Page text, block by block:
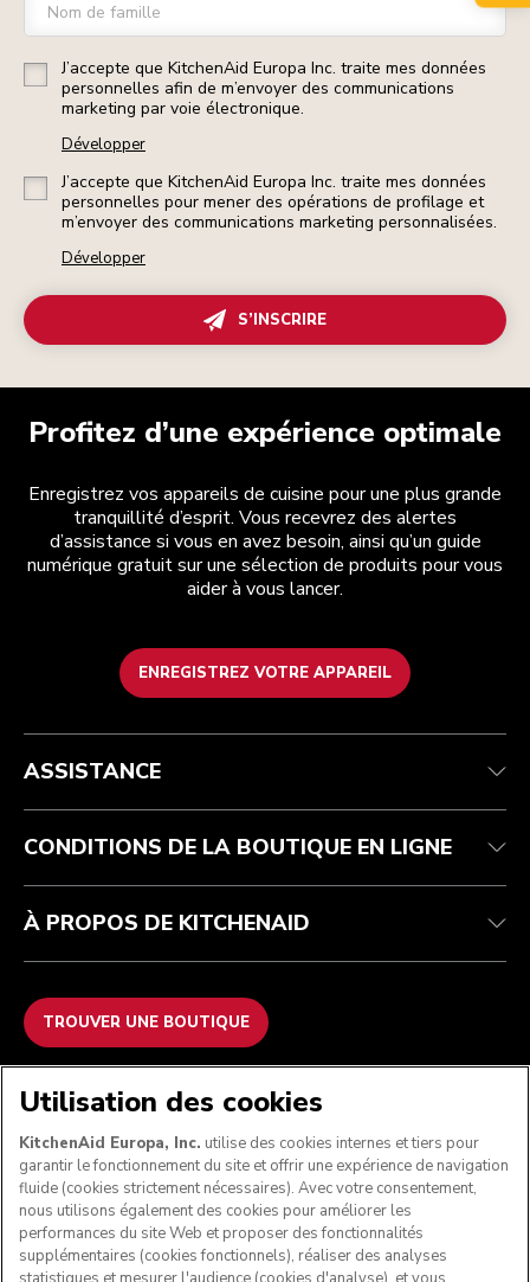
Nom de famille
J’accepte que KitchenAid Europa Inc. traite mes données
personnelles afin de m’envoyer des communications
marketing par voie électronique.
Développer
J’accepte que KitchenAid Europa Inc. traite mes données
personnelles pour mener des opérations de profilage et
m’envoyer des communications marketing personnalisées.
Développer
S’INSCRIRE
Profitez d’une expérience optimale
Enregistrez vos appareils de cuisine pour une plus grande
tranquillité d’esprit. Vous recevrez des alertes
d’assistance si vous en avez besoin, ainsi qu’un guide
numérique gratuit sur une sélection de produits pour vous
aider à vous lancer.
ENREGISTREZ VOTRE APPAREIL
Health Check
Suivez votre commande
Garantie et documents
Recupel
Conditions générales de vente
Retours et remboursements
Imprint
ODR
La marque
Trouver une boutique
ASSISTANCE
CONDITIONS DE LA BOUTIQUE EN LIGNE
À PROPOS DE KITCHENAID
TROUVER UNE BOUTIQUE
NOUS ACCEPTONS
SUIVEZ-NOUS
Utilisation des cookies
KitchenAid Europa, Inc. utilise des cookies internes et tiers pour
garantir le fonctionnement du site et offrir une expérience de navigation
fluide (cookies strictement nécessaires). Avec votre consentement,
nous utilisons également des cookies pour améliorer les
performances du site Web et proposer des fonctionnalités
supplémentaires (cookies fonctionnels), réaliser des analyses